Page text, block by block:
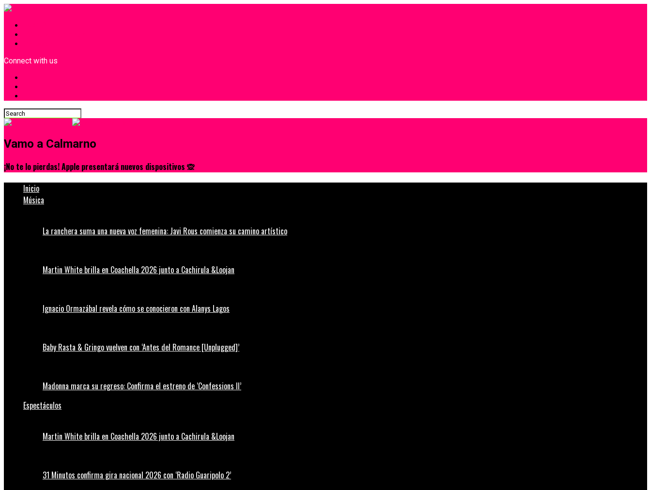
Connect with us
Vamo a Calmarno
¡No te lo pierdas! Apple presentará nuevos dispositivos 🙊
Inicio
Música
La ranchera suma una nueva voz femenina: Javi Rous comienza su camino artístico
Martin White brilla en Coachella 2026 junto a Cachirula &Loojan
Ignacio Ormazábal revela cómo se conocieron con Alanys Lagos
Baby Rasta & Gringo vuelven con ‘Antes del Romance [Unplugged]’
Madonna marca su regreso: Confirma el estreno de ‘Confessions II’
Espectáculos
Martin White brilla en Coachella 2026 junto a Cachirula &Loojan
31 Minutos confirma gira nacional 2026 con ‘Radio Guaripolo 2’